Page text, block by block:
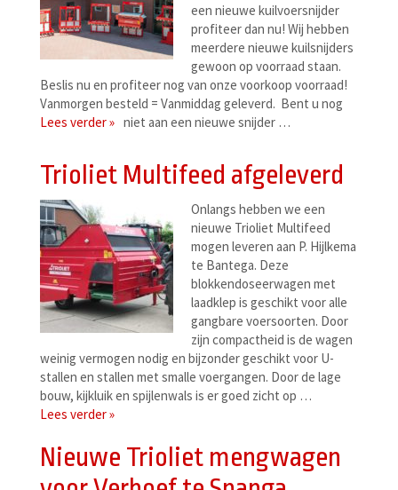
een nieuwe kuilvoersnijder
profiteer dan nu! Wij hebben
meerdere nieuwe kuilsnijders
gewoon op voorraad staan.
Beslis nu en profiteer nog van onze voorkoop voorraad!
Vanmorgen besteld = Vanmiddag geleverd. Bent u nog
niet aan een nieuwe snijder …
Lees verder »
Trioliet Multifeed afgeleverd
Onlangs hebben we een
nieuwe Trioliet Multifeed
mogen leveren aan P. Hijlkema
te Bantega. Deze
blokkendoseerwagen met
laadklep is geschikt voor alle
gangbare voersoorten. Door
zijn compactheid is de wagen
weinig vermogen nodig en bijzonder geschikt voor U-
stallen en stallen met smalle voergangen. Door de lage
bouw, kijkluik en spijlenwals is er goed zicht op …
Lees verder »
Nieuwe Trioliet mengwagen